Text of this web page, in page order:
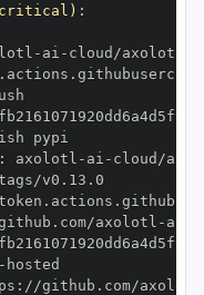
:
- ai -
axolotl - ai -
axolotl - ai
-
: //github.com/axolotl